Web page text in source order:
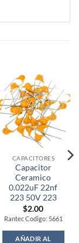
CAPACITORES
Capacitor
Ceramico
0.022uF 22nf
223 50V 223
$2.00
Rantec Codigo: 5661
AÑADIR AL